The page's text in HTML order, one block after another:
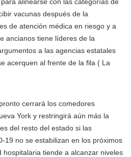
vacunas después de la
de atención médica en riesgo y a
ancianos tiene líderes de la
a las agencias estatales
acerquen al frente de la fila ( La
pronto cerrará los comedores
York y restringirá aún más la
del resto del estado si las
19 no se estabilizan en los próximos
hospitalaria tiende a alcanzar niveles